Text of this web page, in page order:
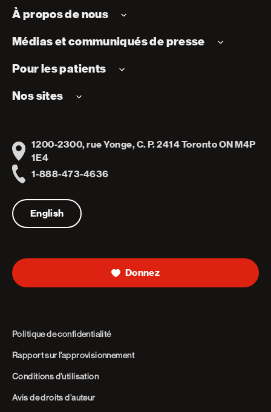
À propos de nous
Médias et communiqués de presse
Pour les patients
Nos sites
Address
1200-2300, rue Yonge, C. P. 2414 Toronto ON M4P
1E4
1-888-473-4636
English
Donnez
Politique de confidentialité
Rapport sur l’approvisionnement
Conditions d’utilisation
Avis de droits d’auteur